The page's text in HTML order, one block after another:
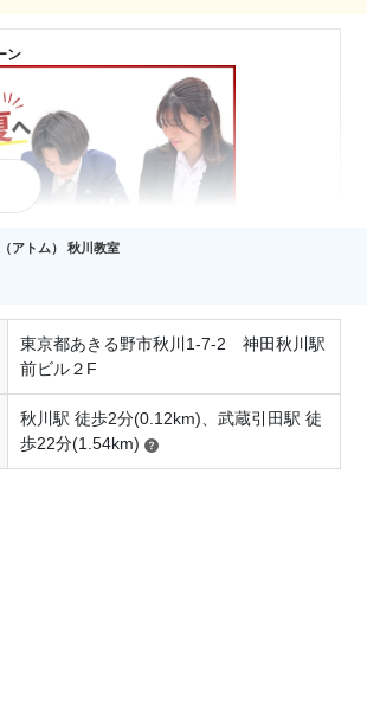
ン
会いただいた方限定で、入会金無料
請求金額から1万円を割引
らの転塾を応援する「のりかえ割
アトム） 秋川教室
東京都あきる野市秋川1-7-2 神田秋川駅
前ビル２F
秋川駅 徒歩2分(0.12km)、武蔵引田駅 徒
歩22分(1.54km)